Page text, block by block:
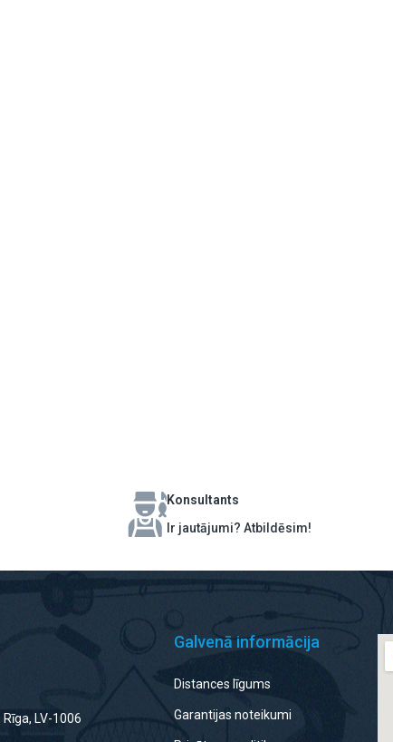
Konsultants
Ir jautājumi? Atbildēsim!
LV-1006
Galvenā informācija
Distances līgums
Garantijas noteikumi